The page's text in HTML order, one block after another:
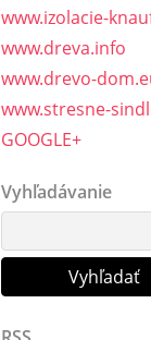
www.izolacie-
www.dreva.info
www.drevo-
www.stresne-
GOOGLE+
Vyhľadávanie